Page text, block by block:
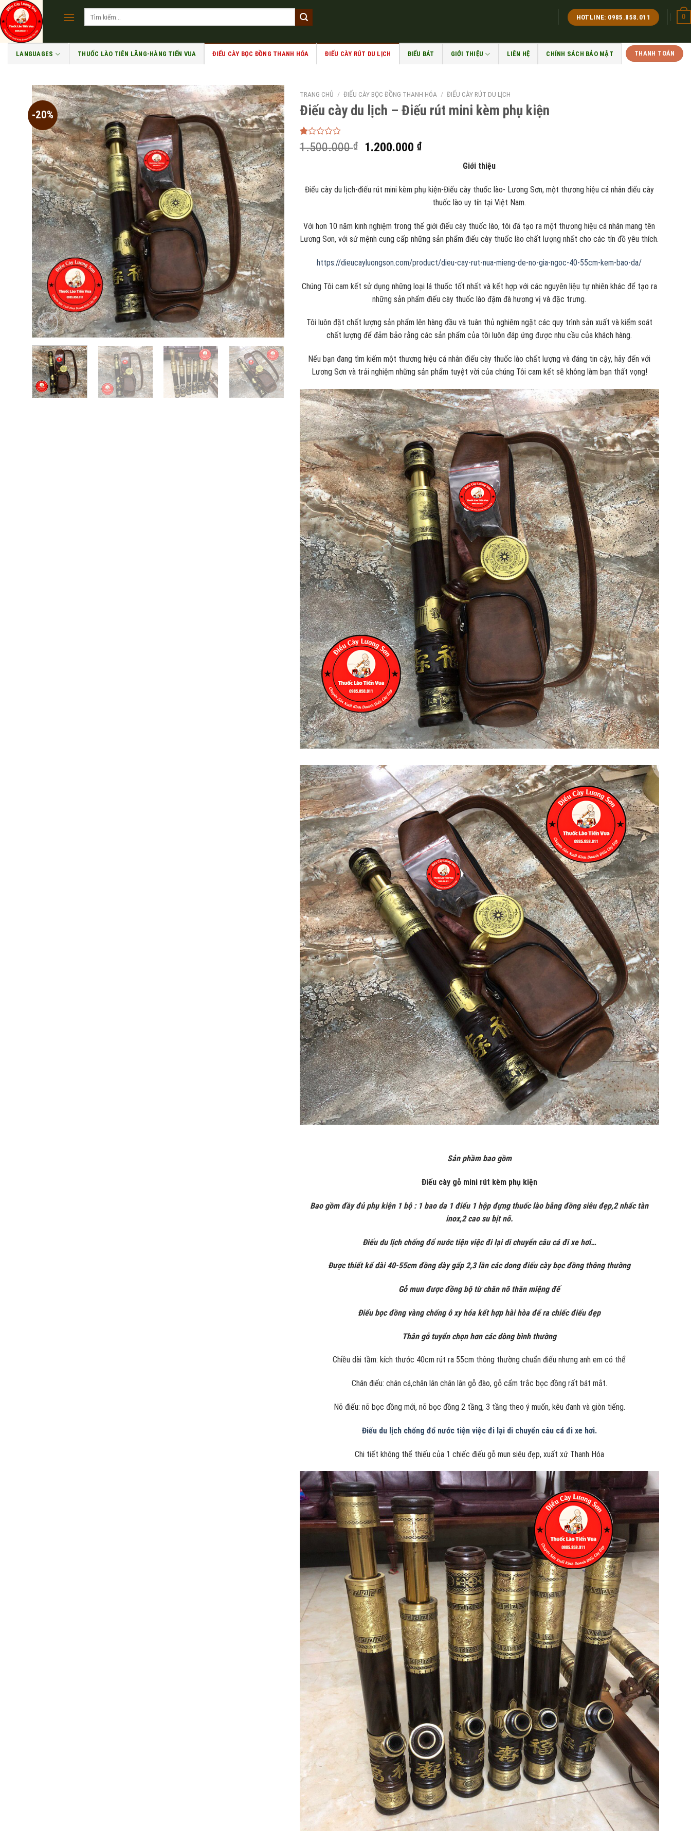
Skip
to
content
HOTLINE: 0985.858.011 0
LANGUAGES THUỐC LÀO TIÊN LÃNG-HÀNG TIẾN VUA ĐIẾU CÀY BỌC ĐỒNG THANH HÓA ĐIẾU CÀY RÚT DU LỊCH ĐIẾU BÁT GIỚI THIỆU LIÊN HỆ CHÍNH SÁCH BẢO MẬT THANH TOÁN
-20%
TRANG CHỦ / ĐIẾU CÀY BỌC ĐỒNG THANH HÓA / ĐIẾU CÀY RÚT DU LỊCH
Điếu cày du lịch – Điếu rút mini kèm phụ kiện
1.00
trên
1
đánh
giá
1.500.000₫
Giá
1.500.000 ₫.
1.200.000₫Giá
là:
1.200.000 ₫.
Giới thiệu
Điếu cày du lịch-điếu rút mini kèm phụ kiện-Điếu cày thuốc lào- Lương Sơn, một thương hiệu cá nhân điếu cày
thuốc lào uy tín tại Việt Nam.
Với hơn 10 năm kinh nghiệm trong thế giới điếu cày thuốc lào, tôi đã tạo ra một thương hiệu cá nhân mang tên
Lương Sơn, với sứ mệnh cung cấp những sản phẩm điếu cày thuốc lào chất lượng nhất cho các tín đồ yêu thích.
https://dieucayluongson.com/product/dieu-cay-rut-nua-mieng-de-no-gia-ngoc-40-55cm-kem-bao-da/
Chúng Tôi cam kết sử dụng những loại lá thuốc tốt nhất và kết hợp với các nguyên liệu tự nhiên khác để tạo ra
những sản phẩm điếu cày thuốc lào đậm đà hương vị và đặc trưng.
Tôi luôn đặt chất lượng sản phẩm lên hàng đầu và tuân thủ nghiêm ngặt các quy trình sản xuất và kiểm soát
chất lượng để đảm bảo rằng các sản phẩm của tôi luôn đáp ứng được nhu cầu của khách hàng.
Nếu bạn đang tìm kiếm một thương hiệu cá nhân điếu cày thuốc lào chất lượng và đáng tin cậy, hãy đến với
Lương Sơn và trải nghiệm những sản phẩm tuyệt vời của chúng Tôi cam kết sẽ không làm bạn thất vọng!
Sản phầm bao gồm
Điếu cày gỗ mini rút kèm phụ kiện
Bao gồm đầy đủ phụ kiện 1 bộ : 1 bao da 1 điếu 1 hộp đựng thuốc lào bằng đồng siêu đẹp,2 nhấc tàn
inox,2 cao su bịt nõ.
Điếu du lịch chống đổ nước tiện việc đi lại di chuyển câu cá đi xe hơi…
Được thiết kế dài 40-55cm đồng dày gấp 2,3 lần các dong điếu cày bọc đồng thông thường
Gỗ mun được đồng bộ từ chân nõ thân miệng đế
Điếu bọc đồng vàng chống ô xy hóa kết hợp hài hòa để ra chiếc điếu đẹp
Thân gỗ tuyển chọn hơn các dòng bình thường
Chiều dài tầm: kích thước 40cm rút ra 55cm thông thường chuẩn điếu nhưng anh em có thể
Chân điếu: chân cá,chân lân chân lân gỗ đào, gỗ cẩm trắc bọc đồng rất bát mắt.
Nõ điếu: nõ bọc đồng mới, nõ bọc đồng 2 tầng, 3 tầng theo ý muốn, kêu đanh và giòn tiếng.
Điếu du lịch chống đổ nước tiện việc đi lại di chuyển câu cá đi xe hơi.
Chi tiết không thể thiếu của 1 chiếc điếu gỗ mun siêu đẹp, xuất xứ Thanh Hóa